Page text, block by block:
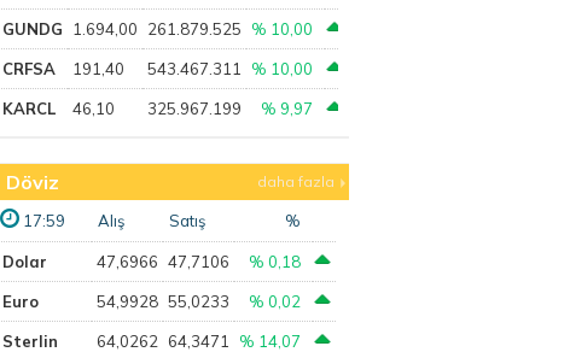
GUNDG 1.694,00 261.879.525 % 10,00
CRFSA 191,40 543.467.311 % 10,00
KARCL 46,10 325.967.199 % 9,97
Döviz daha fazla
17:59 Alış Satış %
Dolar 47,6966 47,7106 % 0,18
Euro 54,9928 55,0233 % 0,02
Sterlin 64,0262 64,3471 % 14,07